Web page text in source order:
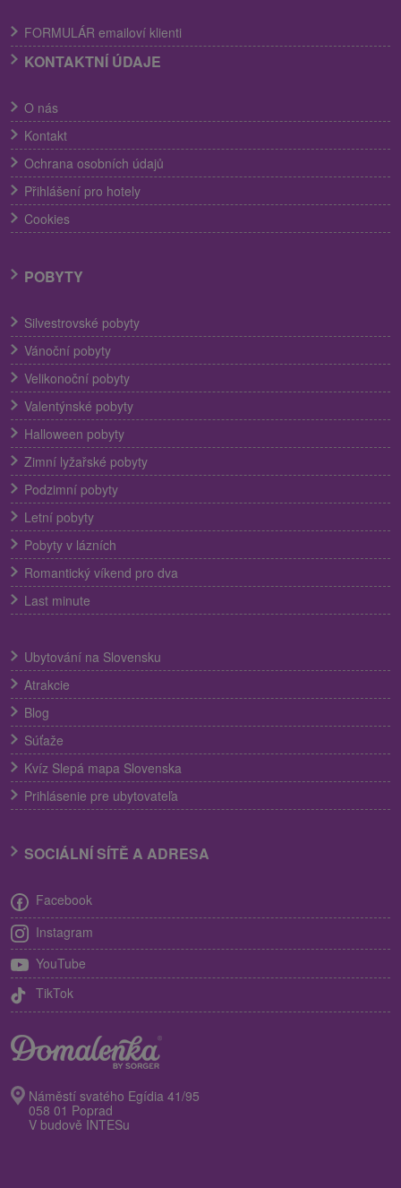
FORMULÁR emailoví klienti
KONTAKTNÍ ÚDAJE
O nás
Kontakt
Ochrana osobních údajů
Přihlášení pro hotely
Cookies
POBYTY
Silvestrovské pobyty
Vánoční pobyty
Velikonoční pobyty
Valentýnské pobyty
Halloween pobyty
Zimní lyžařské pobyty
Podzimní pobyty
Letní pobyty
Pobyty v lázních
Romantický víkend pro dva
Last minute
Ubytování na Slovensku
Atrakcie
Blog
Súťaže
Kvíz Slepá mapa Slovenska
Prihlásenie pre ubytovateľa
SOCIÁLNÍ SÍTĚ A ADRESA
Facebook
Instagram
YouTube
TikTok
Náměstí svatého Egídia 41/95
058 01 Poprad
V budově INTESu